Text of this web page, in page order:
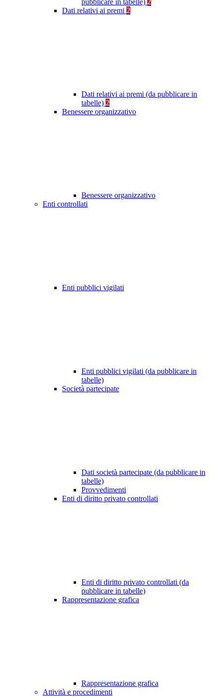
pubblicare in tabelle) 2
Dati relativi ai premi 2
Dati relativi ai premi (da pubblicare in
tabelle) 2
Benessere organizzativo
Benessere organizzativo
Enti controllati
Enti pubblici vigilati
Enti pubblici vigilati (da pubblicare in
tabelle)
Società partecipate
Dati società partecipate (da pubblicare in
tabelle)
Provvedimenti
Enti di diritto privato controllati
Enti di diritto privato controllati (da
pubblicare in tabelle)
Rappresentazione grafica
Rappresentazione grafica
Attività e procedimenti